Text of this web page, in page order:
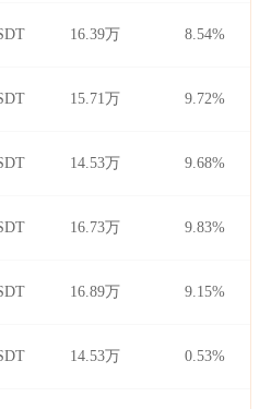
16.39万 8.54%
15.71万 9.72%
14.53万 9.68%
16.73万 9.83%
16.89万 9.15%
14.53万 0.53%